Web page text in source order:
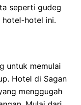
seperti gudeg
hotel-hotel ini.
untuk memulai
Hotel di Sagan
menggugah